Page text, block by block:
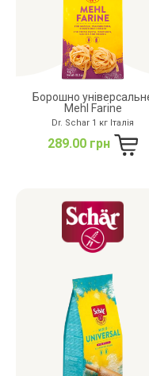
Борошно
Mehl Farine
Dr. Schar 1 кг Італія
289.00 грн